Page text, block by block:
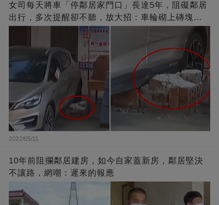
女司每天將車「停鄰居家門口」長達5年，阻礙鄰居
出行，多次提醒卻不聽，放大招：車輪砌上磚塊，
2022/05/11
10年前阻攔鄰居建房，如今自家蓋新房，鄰居堅決
不讓路，網嘲：遲來的報應